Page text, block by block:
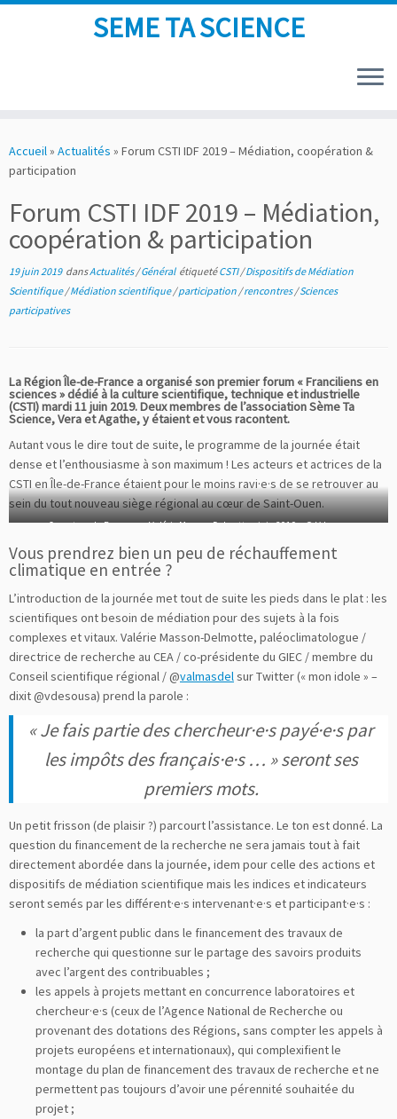
to
content
SEME TA SCIENCE
Accueil» Actualités » Forum CSTI IDF 2019 – Médiation, coopération &
participation
Forum CSTI IDF 2019 – Médiation,
coopération & participation
19 juin 2019dansActualités/Général étiquetéCSTI/Dispositifs de Médiation
Scientifique/Médiation scientifique/participation /rencontres/Sciences
participatives
La Région Île-de-France a organisé son premier forum « Franciliens en
sciences » dédié à la culture scientifique, technique et industrielle
(CSTI) mardi 11 juin 2019. Deux membres de l’association Sème Ta
Science, Vera et Agathe, y étaient et vous racontent.
Autant vous le dire tout de suite, le programme de la journée était
dense et l’enthousiasme à son maximum ! Les acteurs et actrices de la
CSTI en Île-de-France étaient pour le moins ravi·e·s de se retrouver au
sein du tout nouveau siège régional au cœur de Saint-Ouen.
Ouverture du Forum par Valérie Masson-Delmotte – juin 2019 – © Vdesouz
Vous prendrez bien un peu de réchauffement
climatique en entrée ?
L’introduction de la journée met tout de suite les pieds dans le plat : les
scientifiques ont besoin de médiation pour des sujets à la fois
complexes et vitaux. Valérie Masson-Delmotte, paléoclimatologue /
directrice de recherche au CEA / co-présidente du GIEC / membre du
Conseil scientifique régional / @valmasdelsur Twitter (« mon idole » –
dixit @vdesousa) prend la parole :
« Je fais partie des chercheur·e·s payé·e·s par
les impôts des français·e·s … » seront ses
premiers mots.
Un petit frisson (de plaisir ?) parcourt l’assistance. Le ton est donné. La
question du financement de la recherche ne sera jamais tout à fait
directement abordée dans la journée, idem pour celle des actions et
dispositifs de médiation scientifique mais les indices et indicateurs
seront semés par les différent·e·s intervenant·e·s et participant·e·s :
la part d’argent public dans le financement des travaux de
recherche qui questionne sur le partage des savoirs produits
avec l’argent des contribuables ;
les appels à projets mettant en concurrence laboratoires et
chercheur·e·s (ceux de l’Agence National de Recherche ou
provenant des dotations des Régions, sans compter les appels à
projets européens et internationaux), qui complexifient le
montage du plan de financement des travaux de recherche et ne
permettent pas toujours d’avoir une pérennité souhaitée du
projet ;